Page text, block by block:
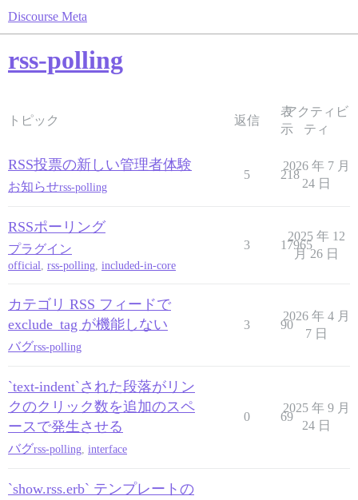
Discourse Meta
rss-polling
トピック 返信
表
示
アクティビ
ティ
RSS投票の新しい管理者体験
お知らせrss-polling
5 218
2026 年 7 月
24 日
RSSポーリング
プラグイン
official, rss-polling, included-in-core
3 17965
2025 年 12
月 26 日
カテゴリ RSS フィードで
exclude_tag が機能しない
バグrss-polling
3 90
2026 年 4 月
7 日
`text-indent`された段落がリン
クのクリック数を追加のスペ
ースで発生させる
バグrss-polling interface
0 69
2025 年 9 月
24 日
`show.rss.erb` テンプレートの